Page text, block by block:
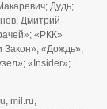
Дудь;
Дмитрий
«РКК»
Закон»; «Дождь»;
«Insider»;
mil.ru,